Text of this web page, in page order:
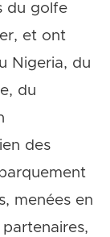
du golfe
et ont
Nigeria, du
du
des
menées en